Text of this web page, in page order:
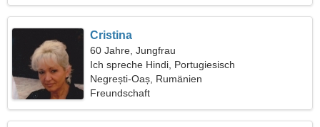
Cristina
60 Jahre, Jungfrau
Ich spreche Hindi, Portugiesisch
Negrești-Oaș, Rumänien
Freundschaft